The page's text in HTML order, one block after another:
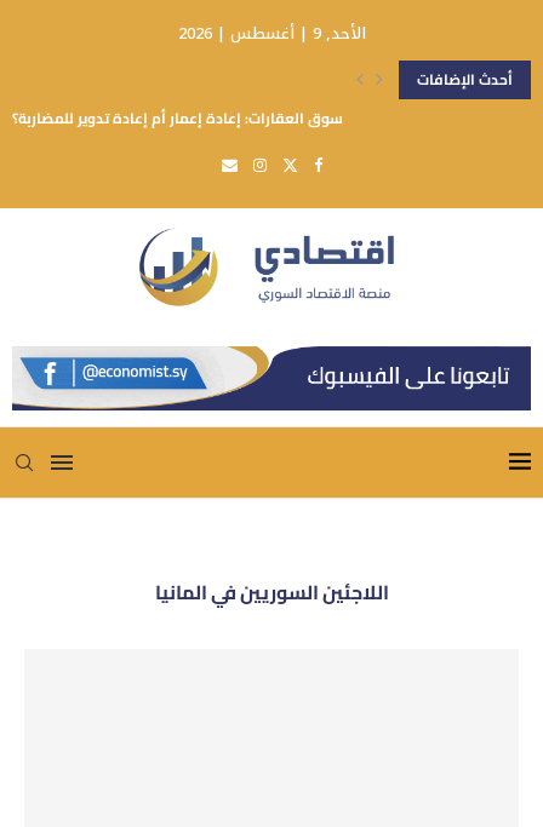
الأحد, 9 | أغسطس | 2026
أحدث الإضافات
سوق العقارات: إعادة إعمار أم إعادة تدوير للمضاربة؟
اللاجئين السوريين في المانيا